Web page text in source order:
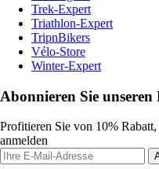
Trek-Expert
Triathlon-Expert
TripnBikers
Vélo-Store
Winter-Expert
Abonnieren Sie unseren
Profitieren Sie von 10%
anmelden